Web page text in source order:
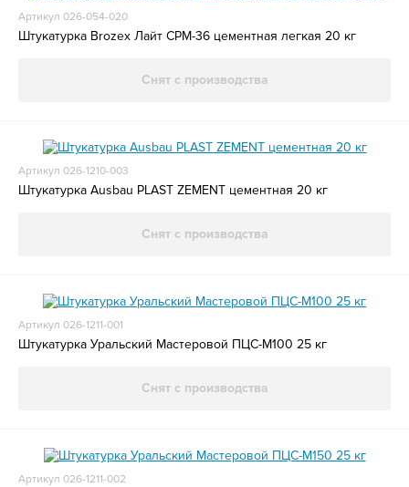
Артикул 026-054-020
Штукатурка Brozex Лайт CPM-36 цементная легкая 20 кг
Снят с производства
Артикул 026-1210-003
Штукатурка Ausbau PLAST ZEMENT цементная 20 кг
Снят с производства
Артикул 026-1211-001
Штукатурка Уральский Мастеровой ПЦС-М100 25 кг
Снят с производства
Артикул 026-1211-002